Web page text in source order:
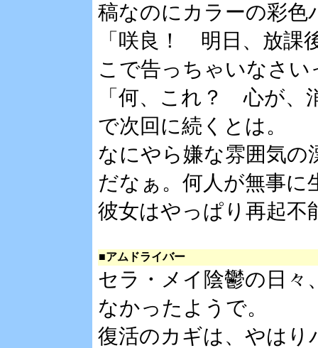
稿なのにカラーの彩色
「咲良！ 明日、放
こで告っちゃいなさい
「何、これ？ 心が
で次回に続くとは。
なにやら嫌な雰囲気
だなぁ。何人が無事に
彼女はやっぱり再起
■アムドライバー
セラ・メイ陰鬱の日々
なかったようで。
復活のカギは、やは